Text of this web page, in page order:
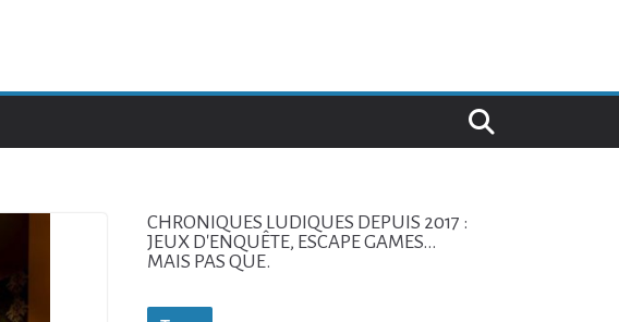
CHRONIQUES LUDIQUES DEPUIS 2017 :
JEUX D'ENQUÊTE, ESCAPE GAMES...
MAIS PAS QUE.